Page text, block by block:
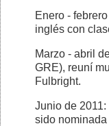
Enero -
inglés con
Marzo - abril
GRE), reuní
Fulbright.
Junio de
sido